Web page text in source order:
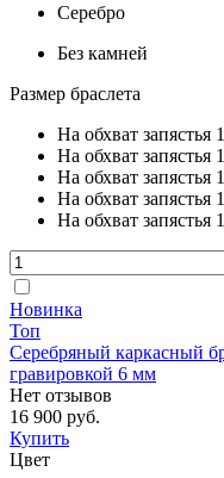
Серебро
Без камней
Размер браслета
На обхват запястья
На обхват запястья
На обхват запястья
На обхват запястья
На обхват запястья
Новинка
Топ
Серебряный каркасный
гравировкой 6 мм
Нет отзывов
16 900 руб.
Купить
Цвет